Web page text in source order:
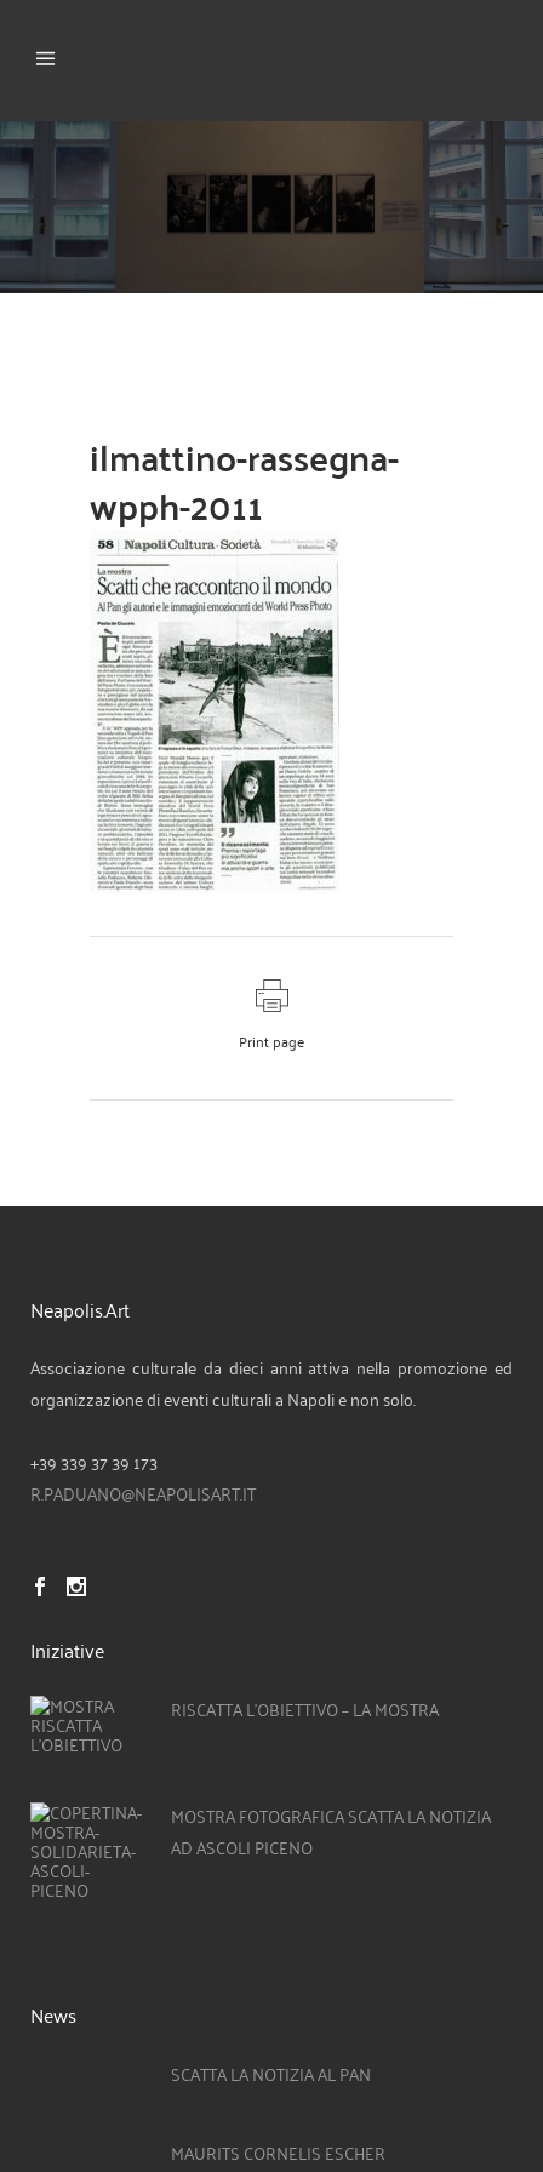
ilmattino-rassegna-
wpph-2011
Print page
Neapolis.Art
Associazione culturale da dieci anni attiva nella promozione ed
organizzazione di eventi culturali a Napoli e non solo.
+39 339 37 39 173
R.PADUANO@NEAPOLISART.IT
Iniziative
RISCATTA L’OBIETTIVO – LA MOSTRA
MOSTRA FOTOGRAFICA SCATTA LA NOTIZIA
AD ASCOLI PICENO
News
SCATTA LA NOTIZIA AL PAN
MAURITS CORNELIS ESCHER